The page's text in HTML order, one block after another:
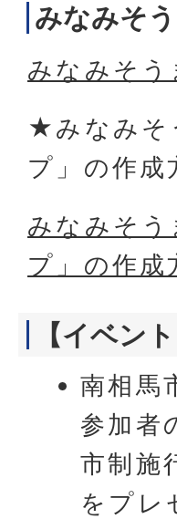
みなみそ
みなみそ
★みなみそ
プ」の作成
みなみそ
プ」の作
【イベント
南相馬
参加者
市制施
をプレ